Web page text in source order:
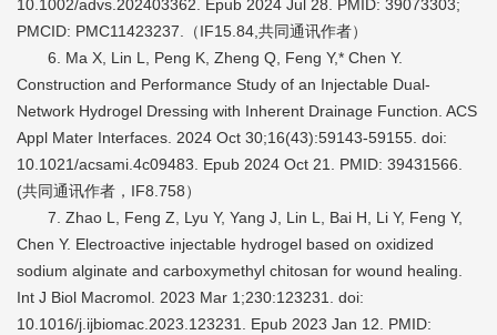
10.1002/advs.202403362. Epub 2024 Jul 28. PMID: 39073303;
PMCID: PMC11423237.（IF15.84,共同通讯作者）
6. Ma X, Lin L, Peng K, Zheng Q, Feng Y,* Chen Y.
Construction and Performance Study of an Injectable Dual-
Network Hydrogel Dressing with Inherent Drainage Function. ACS
Appl Mater Interfaces. 2024 Oct 30;16(43):59143-59155. doi:
10.1021/acsami.4c09483. Epub 2024 Oct 21. PMID: 39431566.
(共同通讯作者，IF8.758）
7. Zhao L, Feng Z, Lyu Y, Yang J, Lin L, Bai H, Li Y, Feng Y,
Chen Y. Electroactive injectable hydrogel based on oxidized
sodium alginate and carboxymethyl chitosan for wound healing.
Int J Biol Macromol. 2023 Mar 1;230:123231. doi:
10.1016/j.ijbiomac.2023.123231. Epub 2023 Jan 12. PMID: